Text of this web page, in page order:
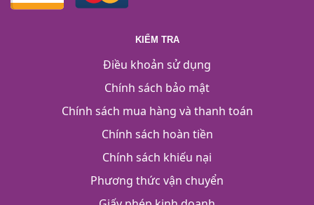
KIỂM TRA
Điều khoản sử dụng
Chính sách bảo mật
Chính sách mua hàng và thanh toán
Chính sách hoàn tiền
Chính sách khiếu nại
Phương thức vận chuyển